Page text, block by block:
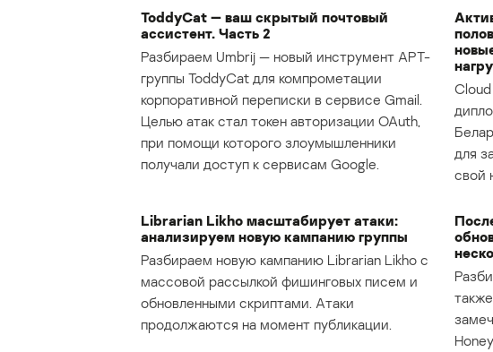
ToddyCat — ваш скрытый почтовый
ассистент. Часть 2
Разбираем Umbrij — новый инструмент APT-
группы ToddyCat для компрометации
корпоративной переписки в сервисе Gmail.
Целью атак стал токен авторизации OAuth,
при помощи которого злоумышленники
получали доступ к сервисам Google.
для
свой
Librarian Likho масштабирует атаки:
анализируем новую кампанию группы
Разбираем новую кампанию Librarian Likho с
массовой рассылкой фишинговых писем и
обновленными скриптами. Атаки
продолжаются на момент публикации.